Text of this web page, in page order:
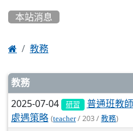
本站消息
 教務
文章列表
教務
2025-07-04 研習
普通班教
處遇策略 (teacher/ 203 / 教務)